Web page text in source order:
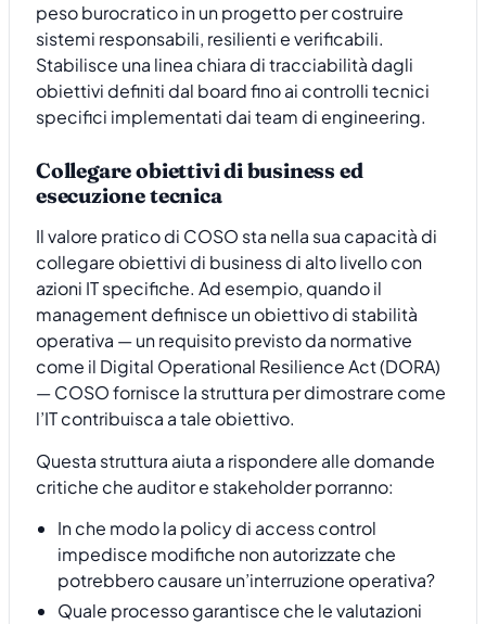
peso burocratico in un progetto per costruire
sistemi responsabili, resilienti e verificabili.
Stabilisce una linea chiara di tracciabilità dagli
obiettivi definiti dal board fino ai controlli tecnici
specifici implementati dai team di engineering.
Collegare obiettivi di business ed
esecuzione tecnica
Il valore pratico di COSO sta nella sua capacità di
collegare obiettivi di business di alto livello con
azioni IT specifiche. Ad esempio, quando il
management definisce un obiettivo di stabilità
operativa — un requisito previsto da normative
come il Digital Operational Resilience Act (DORA)
— COSO fornisce la struttura per dimostrare come
l’IT contribuisca a tale obiettivo.
Questa struttura aiuta a rispondere alle domande
critiche che auditor e stakeholder porranno:
In che modo la policy di access control
impedisce modifiche non autorizzate che
potrebbero causare un’interruzione operativa?
Quale processo garantisce che le valutazioni